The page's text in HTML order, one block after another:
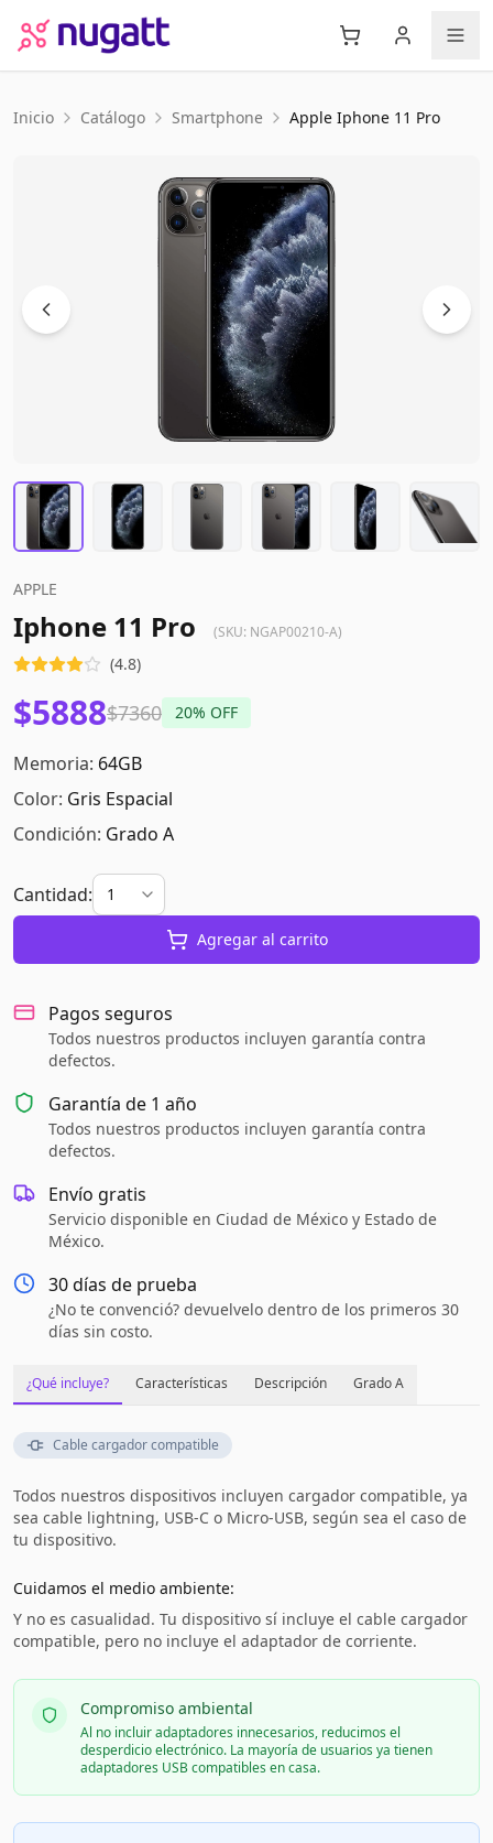
Inicio Catálogo Smartphone Apple Iphone 11 Pro
APPLE
Iphone 11 Pro (SKU: NGAP00210-A)
(4.8)
$5888$7360 20% OFF
Memoria: 64GB
Color: Gris Espacial
Condición: Grado A
Cantidad:
Agregar al carrito
Pagos seguros
Todos nuestros productos incluyen garantía contra
defectos.
Garantía de 1 año
Todos nuestros productos incluyen garantía contra
defectos.
Envío gratis
Servicio disponible en Ciudad de México y Estado de
México.
30 días de prueba
¿No te convenció? devuelvelo dentro de los primeros 30
días sin costo.
¿Qué incluye? Características Descripción Grado A
Cable cargador compatible
Todos nuestros dispositivos incluyen cargador compatible, ya
sea cable lightning, USB-C o Micro-USB, según sea el caso de
tu dispositivo.
Cuidamos el medio ambiente:
Y no es casualidad. Tu dispositivo sí incluye el cable cargador
compatible, pero no incluye el adaptador de corriente.
Compromiso ambiental
Al no incluir adaptadores innecesarios, reducimos el
desperdicio electrónico. La mayoría de usuarios ya tienen
adaptadores USB compatibles en casa.